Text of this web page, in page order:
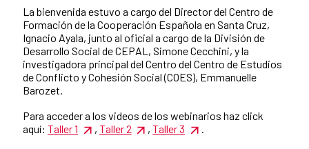
La bienvenida estuvo a cargo del Director del Centro de
Formación de la Cooperación Española en Santa Cruz,
Ignacio Ayala, junto al oficial a cargo de la División de
Desarrollo Social de CEPAL, Simone Cecchini, y la
investigadora principal del Centro del Centro de Estudios
de Conflicto y Cohesión Social (COES), Emmanuelle
Barozet.
Para acceder a los videos de los webinarios haz click
aquí: Taller 1 , Taller 2 ,Taller 3 .